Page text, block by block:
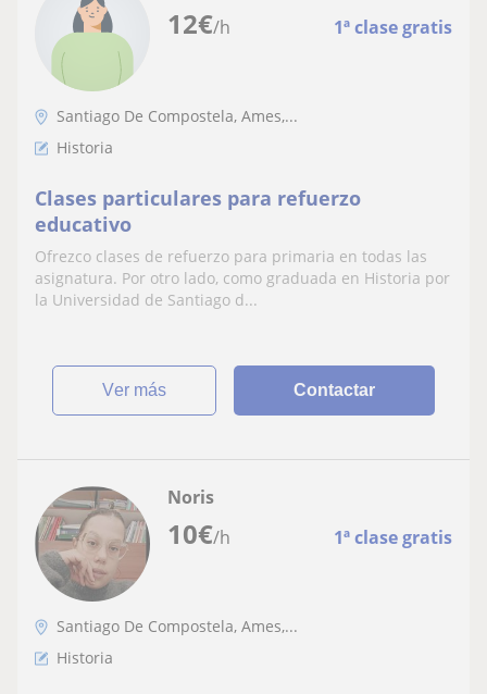
12€/h 1ª clase gratis
Santiago De Compostela, Ames,...
Historia
Clases particulares para refuerzo
educativo
Ofrezco clases de refuerzo para primaria en todas las
asignatura. Por otro lado, como graduada en Historia por
la Universidad de Santiago d...
ver más Contactar
10€/h 1ª clase gratis
Noris
Santiago De Compostela, Ames,...
Historia